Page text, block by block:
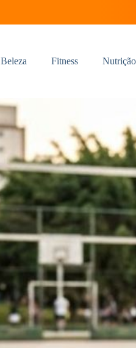
Beleza Fitness Nutrição